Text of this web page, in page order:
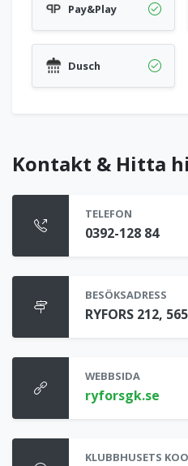
Pay&Play
Dusch
Kontakt & Hitta
TELEFON
0392-128 84
BESÖKSADRESS
RYFORS 212,
WEBBSIDA
ryforsgk.se
KLUBBHUSETS